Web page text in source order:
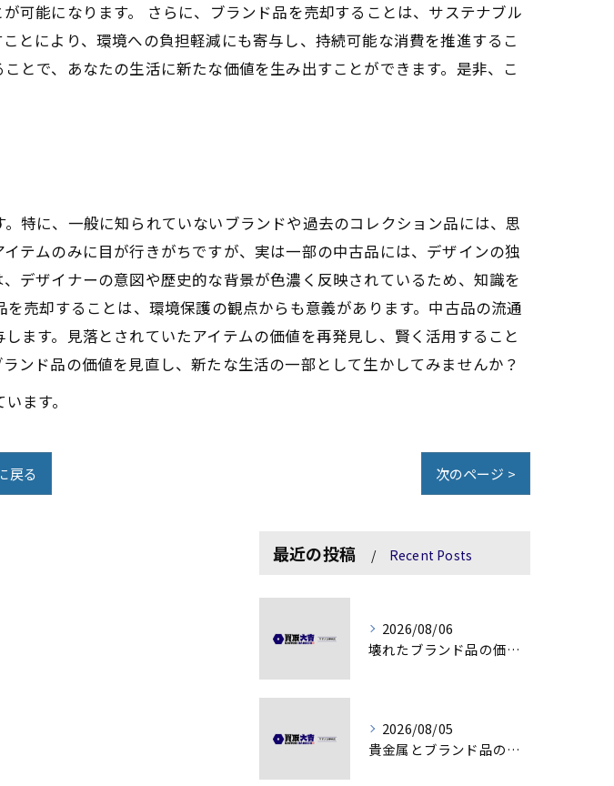
可能になります。 さらに、ブランド品を売却することは、サステナブル
とにより、環境への負担軽減にも寄与し、持続可能な消費を推進するこ
とで、あなたの生活に新たな価値を生み出すことができます。是非、こ
特に、一般に知られていないブランドや過去のコレクション品には、思
テムのみに目が行きがちですが、実は一部の中古品には、デザインの独
デザイナーの意図や歴史的な背景が色濃く反映されているため、知識を
売却することは、環境保護の観点からも意義があります。中古品の流通
ます。見落とされていたアイテムの価値を再発見し、賢く活用すること
ンド品の価値を見直し、新たな生活の一部として生かしてみませんか？
ます。
戻る 次のページ >
最近の投稿 Recent Posts
2026/08/06
壊れたブランド品の価値を見極める技術とは
2026/08/05
貴金属とブランド品の価値変動を見極める方法